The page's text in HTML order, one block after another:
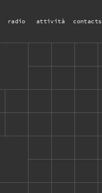
radio attività contacts